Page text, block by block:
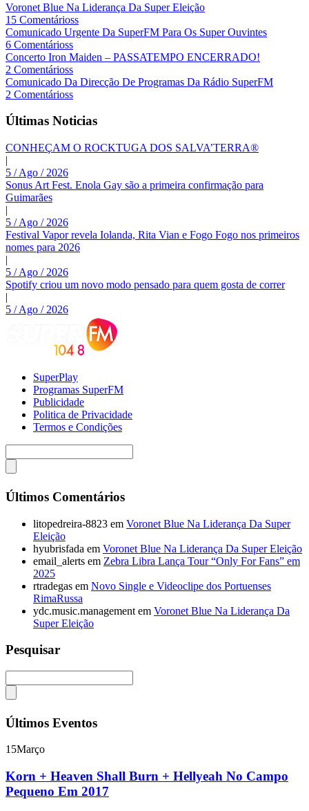
Voronet Blue Na Liderança Da Super Eleição
15 Comentárioss
Comunicado Urgente Da SuperFM Para Os Super Ouvintes
6 Comentárioss
Concerto Iron Maiden – PASSATEMPO ENCERRADO!
2 Comentárioss
Comunicado Da Direcção De Programas Da Rádio SuperFM
2 Comentárioss
Últimas Noticias
CONHEÇAM O ROCKTUGA DOS SALVA’TERRA®
|
5 / Ago / 2026
Sonus Art Fest. Enola Gay são a primeira confirmação para
Guimarães
|
5 / Ago / 2026
Festival Vapor revela Iolanda, Rita Vian e Fogo Fogo nos primeiros
nomes para 2026
|
5 / Ago / 2026
Spotify criou um novo modo pensado para quem gosta de correr
|
5 / Ago / 2026
SuperPlay
Programas SuperFM
Publicidade
Politica de Privacidade
Termos e Condições
Últimos Comentários
litopedreira-8823 em Voronet Blue Na Liderança Da Super
Eleição
hyubrisfada em Voronet Blue Na Liderança Da Super Eleição
email_alerts em Zebra Libra Lança Tour “Only For Fans” em
2025
rtradegas em Novo Single e Videoclipe dos Portuenses
RimaRussa
ydc.music.management em Voronet Blue Na Liderança Da
Super Eleição
Pesquisar
Últimos Eventos
15Março
Korn + Heaven Shall Burn + Hellyeah No Campo
Pequeno Em 2017